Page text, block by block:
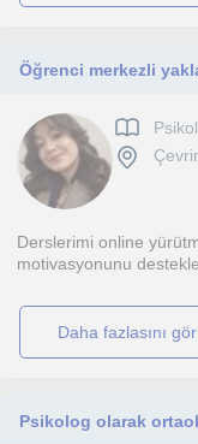
Derslerimi online
motivasyonunu
daha fazlasını gör